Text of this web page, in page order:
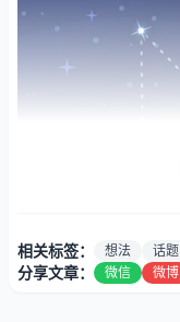
相关标签： 想法 话题
分享文章： 微信 微博